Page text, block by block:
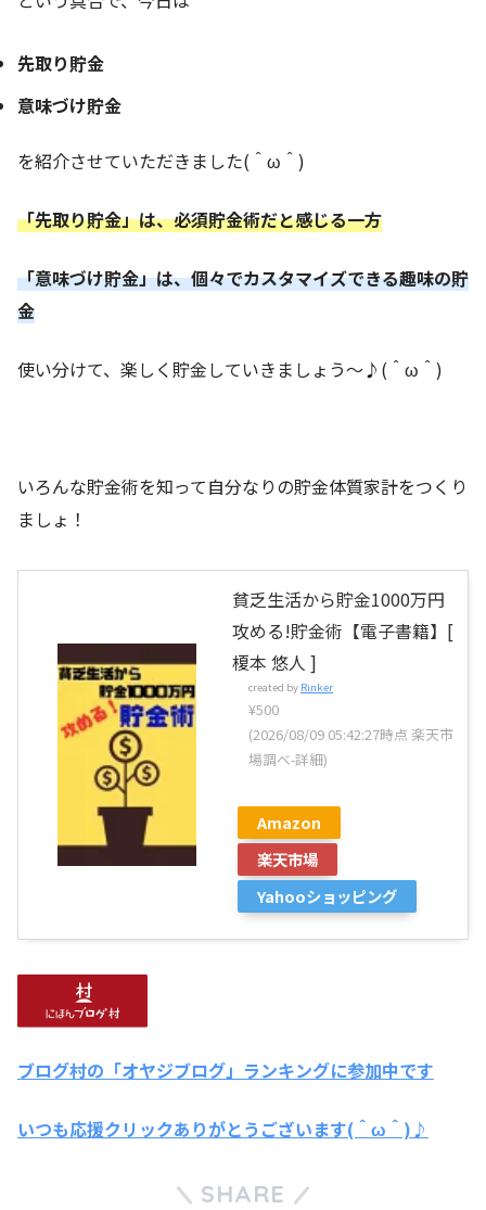
先取り貯金
意味づけ貯金
を紹介させていただきました(＾ω＾)
「先取り貯金」は、必須貯金術だと感じる一方
「意味づけ貯金」は、個々でカスタマイズできる趣味の貯
金
使い分けて、楽しく貯金していきましょう～♪(＾ω＾)
いろんな貯金術を知って自分なりの貯金体質家計をつくり
ましょ！
貧乏生活から貯金1000万円
攻める!貯金術【電子書籍】[
榎本 悠人 ]
created by Rinker
¥500
(2026/08/09 05:42:27時点 楽天市
場調べ-詳細)
Amazon
楽天市場
Yahooショッピング
ブログ村の「オヤジブログ」ランキングに参加中です
いつも応援クリックありがとうございます(＾ω＾)♪
SHARE